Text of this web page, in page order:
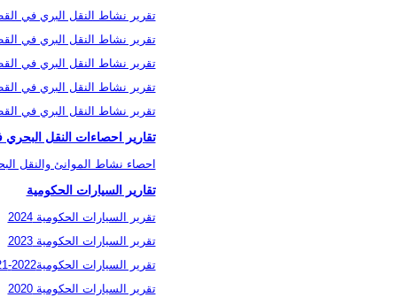
تقرير نشاط النقل البري في القطاع
تقرير نشاط النقل البري في القطاع
تقرير نشاط النقل البري في القطاع
تقرير نشاط النقل البري في القطاع
تقرير نشاط النقل البري في القطاع
تقارير احصاءات النقل البحري
احصاء نشاط الموانئ والنقل
تقارير السيارات الحكومية
تقرير السيارات الحكومية 2024
تقرير السيارات الحكومية 2023
تقرير السيارات الحكومية2022-2021
تقرير السيارات الحكومية 2020